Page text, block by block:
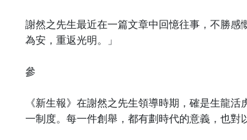
謝然之先生最近在一篇文章中回憶往事，不勝
為安，重返光明。」
參
《新生報》在謝然之先生領導時期，確是生龍
一制度。每一件創舉，都有劃時代的意義，也對